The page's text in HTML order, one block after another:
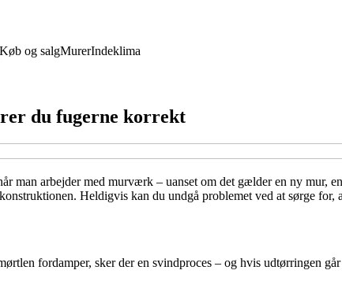
Køb og salgMurerIndeklima
du fugerne korrekt
man arbejder med murværk – uanset om det gælder en ny mur,
Heldigvis kan du undgå problemet ved at sørge
fordamper, sker der en svindproces – og hvis udtørringen